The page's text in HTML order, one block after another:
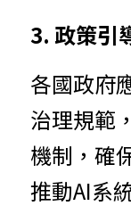
3. 政策引
各國政府
治理規範
機制，確
推動AI系